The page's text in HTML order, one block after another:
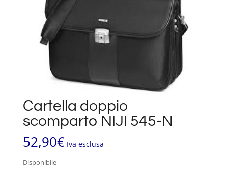
Cartella doppio
scomparto NIJI 545-N
52,90€ Iva esclusa
Disponibile